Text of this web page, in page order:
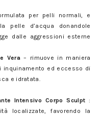
per pelli normali, e
pelle d’acqua donandole
dalle aggressioni esterne
Vera– rimuove in maniera
ed eccesso di
e idratata.
Intensivo Corpo Sculpt :
localizzate, favorendo la